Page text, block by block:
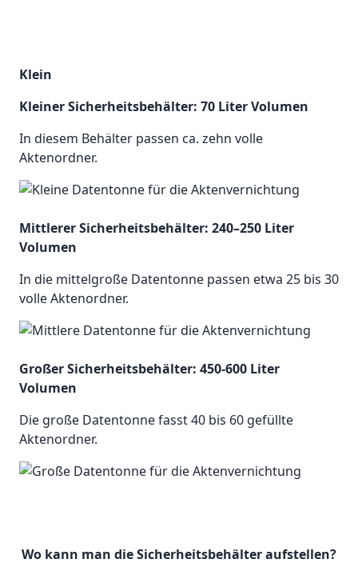
Klein
Kleiner Sicherheitsbehälter: 70 Liter Volumen
In diesem Behälter passen ca. zehn volle
Aktenordner.
Mittlerer Sicherheitsbehälter: 240–250 Liter
Volumen
In die mittelgroße Datentonne passen etwa 25 bis 30
volle Aktenordner.
Großer Sicherheitsbehälter: 450-600 Liter
Volumen
Die große Datentonne fasst 40 bis 60 gefüllte
Aktenordner.
Wo kann man die Sicherheitsbehälter aufstellen?